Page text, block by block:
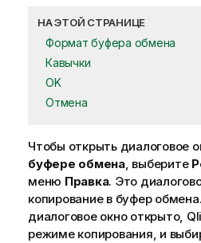
НА ЭТОЙ СТРАНИЦЕ
Формат буфера обмена
Кавычки
OK
Отмена
Чтобы открыть диалоговое
буфере обмена, выберите
меню Правка. Это
копирование в буфер
диалоговое окно открыто,
режиме копирования, и